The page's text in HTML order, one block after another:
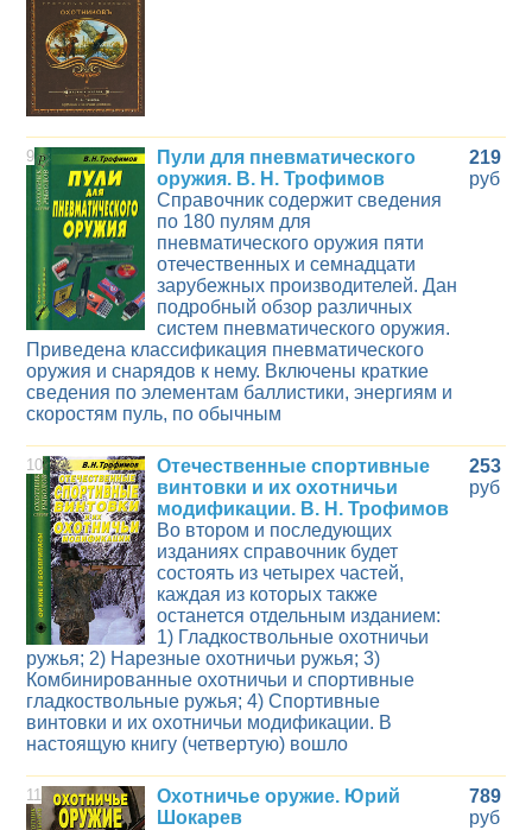
9
Пули для пневматического
оружия. В. Н. Трофимов
Справочник содержит сведения
по 180 пулям для
пневматического оружия пяти
отечественных и семнадцати
зарубежных производителей. Дан
подробный обзор различных
систем пневматического оружия.
Приведена классификация пневматического
оружия и снарядов к нему. Включены краткие
сведения по элементам баллистики, энергиям и
скоростям пуль, по обычным
219
руб
10
Отечественные спортивные
винтовки и их охотничьи
модификации. В. Н. Трофимов
Во втором и последующих
изданиях справочник будет
состоять из четырех частей,
каждая из которых также
останется отдельным изданием:
1) Гладкоствольные охотничьи
ружья; 2) Нарезные охотничьи ружья; 3)
Комбинированные охотничьи и спортивные
гладкоствольные ружья; 4) Спортивные
винтовки и их охотничьи модификации. В
настоящую книгу (четвертую) вошло
253
руб
11
Охотничье оружие. Юрий
Шокарев
789
руб